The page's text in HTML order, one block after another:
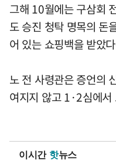
그해 10월에는 구삼회
도 승진 청탁 명목의 돈
어 있는 쇼핑백을 받았
노 전 사령관은 증언의
여지지 않고 1·2심에
이시간 핫뉴스